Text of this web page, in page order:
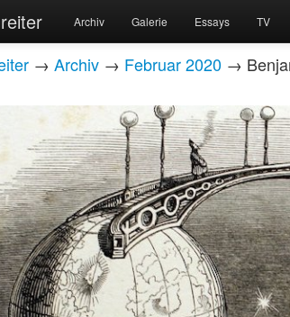
Archiv Galerie Essays TV
→ Archiv → Februar 2020 →